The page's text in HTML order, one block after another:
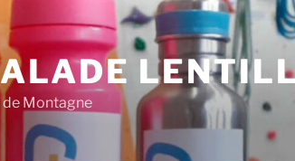
de Montagne